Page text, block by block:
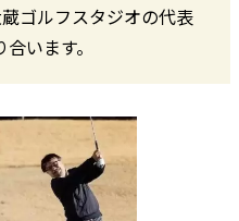
ゴルフスタジオの代表
います。